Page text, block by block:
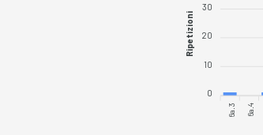
30
20
10
0
Ripetizioni
6a.3 6a.4